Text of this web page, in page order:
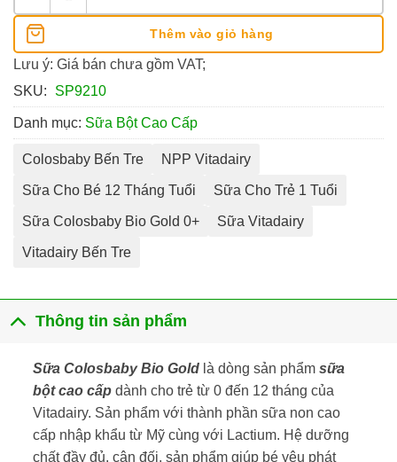
Thêm vào giỏ hàng
Lưu ý: Giá bán chưa gồm VAT;
SKU:
SP9210
Danh mục: Sữa Bột Cao Cấp
Colosbaby Bến Tre NPP Vitadairy
Sữa Cho Bé 12 Tháng Tuổi Sữa Cho Trẻ 1 Tuổi
Sữa Colosbaby Bio Gold 0+ Sữa Vitadairy
Vitadairy Bến Tre
Thông tin sản phẩm
Sữa Colosbaby Bio Goldlà dòng sản phẩm sữa
bột cao cấpdành cho trẻ từ 0 đến 12 tháng của
Vitadairy. Sản phẩm với thành phần sữa non cao
cấp nhập khẩu từ Mỹ cùng với Lactium. Hệ dưỡng
chất đầy đủ, cân đối, sản phẩm giúp bé yêu phát